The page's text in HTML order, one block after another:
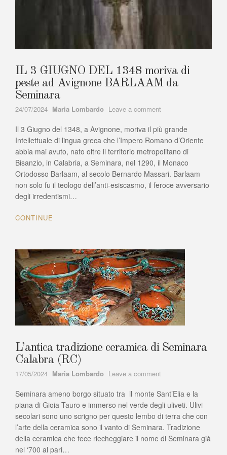
IL 3 GIUGNO DEL 1348 moriva di
peste ad Avignone BARLAAM da
Seminara
24/07/2024 Author
Maria Lombardo Leave a comment
3
GIUGNO
DEL
1348
moriva
di
peste
Il 3 Giugno del 1348, a Avignone, moriva il più grande
Intellettuale di lingua greca che l’Impero Romano d’Oriente
abbia mai avuto, nato oltre il territorio metropolitano di
Bisanzio, in Calabria, a Seminara, nel 1290, il Monaco
Ortodosso Barlaam, al secolo Bernardo Massari. Barlaam
non solo fu il teologo dell’anti-esiscasmo, il feroce avversario
degli irredentismi…
CONTINUE
L’antica tradizione ceramica di Seminara
Calabra (RC)
17/05/2024 Author
Maria Lombardo Leave a comment
tradizione
ceramica
di
Seminara
Calabra
(RC)
Seminara ameno borgo situato tra il monte Sant’Elia e la
piana di Gioia Tauro e immerso nel verde degli uliveti. Ulivi
secolari sono uno scrigno per questo lembo di terra che con
l’arte della ceramica sono il vanto di Seminara. Tradizione
della ceramica che fece riecheggiare il nome di Seminara già
nel ‘700 al pari…